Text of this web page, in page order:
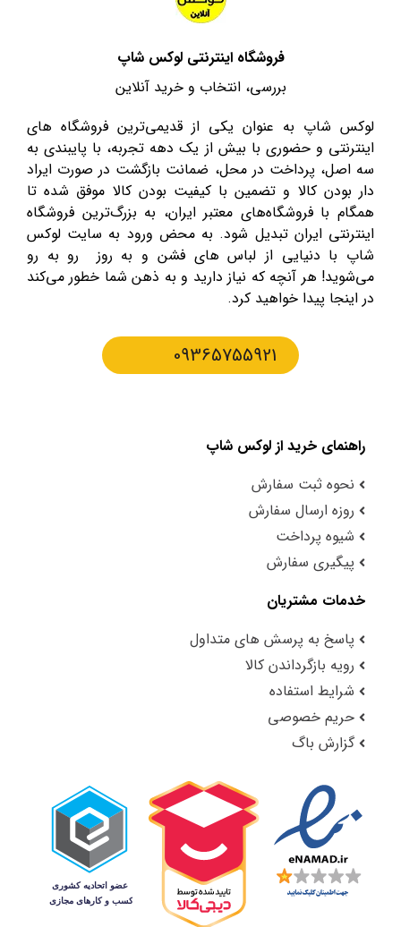
فروشگاه اینترنتی لوکس شاپ
بررسی، انتخاب و خرید آنلاین
لوکس شاپ به عنوان یکی از قدیمی‌ترین فروشگاه های
اینترنتی و حضوری با بیش از یک دهه تجربه، با پایبندی به
سه اصل، پرداخت در محل، ضمانت بازگشت در صورت ایراد
دار بودن کالا و تضمین با کیفیت بودن کالا موفق شده تا
همگام با فروشگاه‌های معتبر ایران، به بزرگ‌ترین فروشگاه
اینترنتی ایران تبدیل شود. به محض ورود به سایت لوکس
شاپ با دنیایی از لباس های فشن و به روز رو به رو
می‌شوید! هر آنچه که نیاز دارید و به ذهن شما خطور می‌کند
در اینجا پیدا خواهید کرد.
09365755921
راهنمای خرید از لوکس شاپ
نحوه ثبت سفارش
روزه ارسال سفارش
شیوه پرداخت
پیگیری سفارش
خدمات مشتریان
پاسخ به پرسش های متداول
رویه بازگرداندن کالا
شرایط استفاده
حریم خصوصی
گزارش باگ